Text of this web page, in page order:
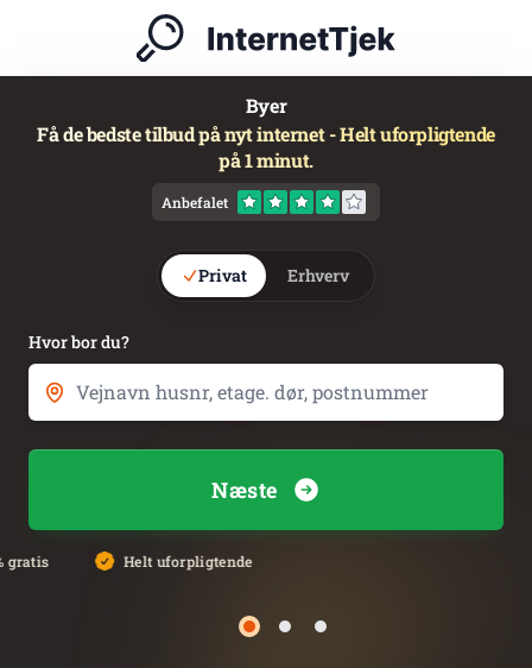
Byer
Få de bedste tilbud på nyt internet - Helt uforpligtende
på 1 minut.
Anbefalet
Privat Erhverv
Hvor bor du?
Næste
gratis Helt uforpligtende
Side 1Side 2Side 3